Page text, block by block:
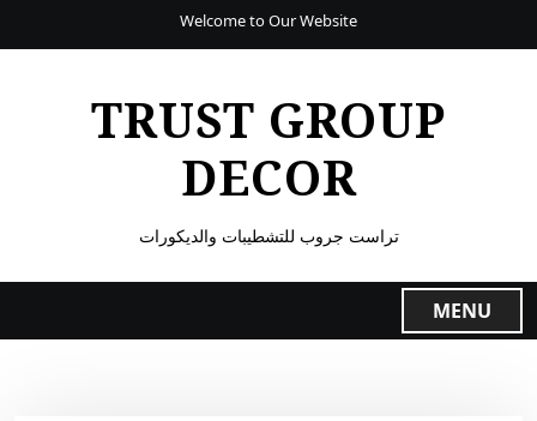
Welcome to Our Website
TRUST GROUP
DECOR
تراست جروب للتشطيبات والديكورات
MENU